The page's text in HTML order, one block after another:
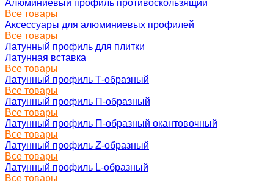
Алюминиевый профиль противоскользящий
Все товары
Аксессуары для алюминиевых профилей
Все товары
Латунный профиль для плитки
Латунная вставка
Все товары
Латунный профиль Т-образный
Все товары
Латунный профиль П-образный
Все товары
Латунный профиль П-образный окантовочный
Все товары
Латунный профиль Z-образный
Все товары
Латунный профиль L-образный
Все товары